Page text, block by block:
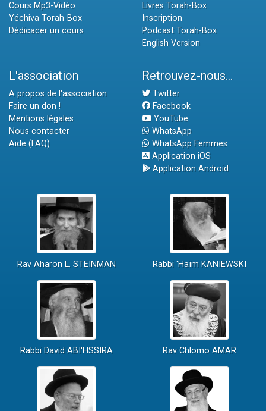
Cours Mp3-Vidéo
Yéchiva Torah-Box
Dédicacer un cours
Livres Torah-Box
Inscription
Podcast Torah-Box
English Version
L'association
A propos de l'association
Faire un don !
Mentions légales
Nous contacter
Aide (FAQ)
Retrouvez-nous...
Twitter
Facebook
YouTube
WhatsApp
WhatsApp Femmes
Application iOS
Application Android
Rav Aharon L. STEINMAN Rabbi 'Haïm KANIEWSKI
Rabbi David ABI'HSSIRA Rav Chlomo AMAR